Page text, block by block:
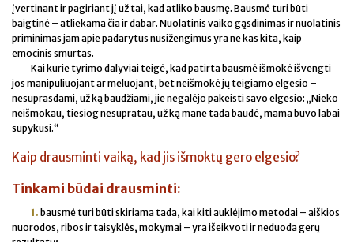
įvertinant ir pagiriant jį už tai, kad atliko bausmę. Bausmė turi būti
baigtinė – atliekama čia ir dabar. Nuolatinis vaiko gąsdinimas ir nuolatinis
priminimas jam apie padarytus nusižengimus yra ne kas kita, kaip
emocinis smurtas.
Kai kurie tyrimo dalyviai teigė, kad patirta bausmė išmokė išvengti
jos manipuliuojant ar meluojant, bet neišmokė jų teigiamo elgesio –
nesuprasdami, už ką baudžiami, jie negalėjo pakeisti savo elgesio: „Nieko
neišmokau, tiesiog nesupratau, už ką mane tada baudė, mama buvo labai
supykusi.“
Kaip drausminti vaiką, kad jis išmoktų gero elgesio?
Tinkami būdai drausminti:
1. bausmė turi būti skiriama tada, kai kiti auklėjimo metodai – aiškios
nuorodos, ribos ir taisyklės, mokymai – yra išeikvoti ir neduoda gerų